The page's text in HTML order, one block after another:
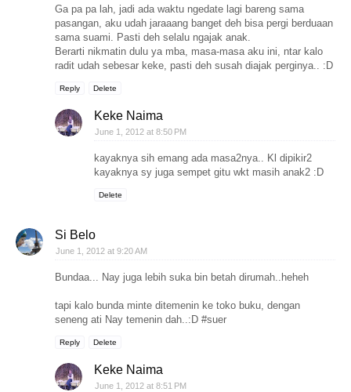
Ga pa pa lah, jadi ada waktu ngedate lagi bareng sama
pasangan, aku udah jaraaang banget deh bisa pergi berduaan
sama suami. Pasti deh selalu ngajak anak.
Berarti nikmatin dulu ya mba, masa-masa aku ini, ntar kalo
radit udah sebesar keke, pasti deh susah diajak perginya.. :D
Reply Delete
Keke Naima
June 1, 2012 at 8:50 PM
kayaknya sih emang ada masa2nya.. Kl dipikir2
kayaknya sy juga sempet gitu wkt masih anak2 :D
Delete
Si Belo
June 1, 2012 at 9:20 AM
Bundaa... Nay juga lebih suka bin betah dirumah..heheh
tapi kalo bunda minte ditemenin ke toko buku, dengan
seneng ati Nay temenin dah..:D #suer
Reply Delete
Keke Naima
June 1, 2012 at 8:51 PM